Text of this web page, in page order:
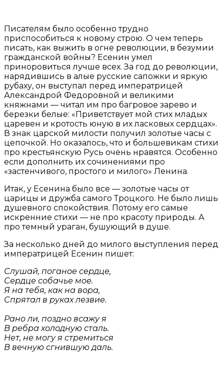
Писателям было особенно трудно
приспособиться к новому строю. О чем теперь
писать, как выжить в огне революции, в безумии
гражданской войны? Есенин умел
приноровиться лучше всех. За год до революции,
нарядившись в алые русские сапожки и яркую
рубаху, он выступал перед императрицей
Александрой Федоровной и великими
княжнами — читал им про багровое зарево и
березки белые: «Приветствует мой стих младых
царевен и кротость юную в их ласковых сердцах».
В знак царской милости получил золотые часы с
цепочкой. Но оказалось, что и большевикам стихи
про крестьянскую Русь очень нравятся. Особенно
если дополнить их сочинениями про
«застенчивого, простого и милого» Ленина.
Итак, у Есенина было все — золотые часы от
царицы и дружба самого Троцкого. Не было лишь
душевного спокойствия. Потому его самые
искренние стихи — не про красоту природы. А
про темный ураган, бушующий в душе.
За несколько дней до милого выступления перед
императрицей Есенин пишет:
Слушай, поганое сердце,
Сердце собачье мое.
Я на тебя, как на вора,
Спрятал в руках лезвие.
Рано ли, поздно всажу я
В ребра холодную сталь.
Нет, не могу я стремиться
В вечную сгнившую даль.